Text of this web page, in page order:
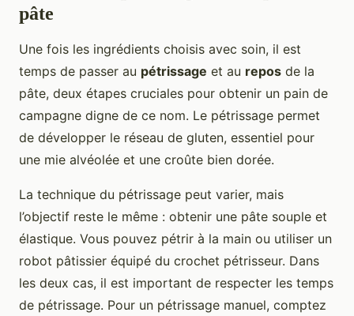
pâte
Une fois les ingrédients choisis avec soin, il est
temps de passer au pétrissage et au repos de la
pâte, deux étapes cruciales pour obtenir un pain de
campagne digne de ce nom. Le pétrissage permet
de développer le réseau de gluten, essentiel pour
une mie alvéolée et une croûte bien dorée.
La technique du pétrissage peut varier, mais
l’objectif reste le même : obtenir une pâte souple et
élastique. Vous pouvez pétrir à la main ou utiliser un
robot pâtissier équipé du crochet pétrisseur. Dans
les deux cas, il est important de respecter les temps
de pétrissage. Pour un pétrissage manuel, comptez